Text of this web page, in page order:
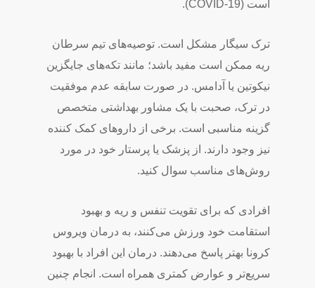
است (COVID-19).
ترک سیگار مشکل است. توصیه‌های تیم سرطان
ریه ممکن است مفید باشد؛ مانند تکه‌های جایگزین
نیکوتین یا آدامس. در صورت سابقه عدم موفقیت
در ترک، صحبت با یک مشاور بهداشتی متخصص
گزینه مناسبی است. برخی از داروهای کمک کننده
نیز وجود دارند. از پزشک یا پرستار خود در مورد
روش‌های مناسب سوال کنید.
افرادی که برای تقویت تنفس و ریه و بهبود
استقامت خود ورزش می‌کنند، به درمان ویروس
کرونا بهتر پاسخ می‌دهند. درمان این افراد با بهبود
سریع‌تر و عوارض کمتری همراه است. انجام چنین